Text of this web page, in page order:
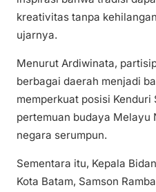
kreativitas tanpa
ujarnya.
Menurut Ardiwinata,
berbagai daerah menjadi
memperkuat posisi
pertemuan budaya Melayu
negara serumpun.
Sementara itu, Kepala
Kota Batam, Samson